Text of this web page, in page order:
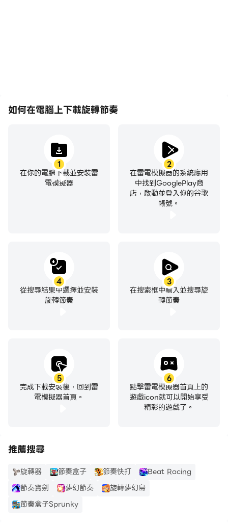
如何在電腦上下載旋轉節奏
1
在你的電腦下載並安裝雷
電模擬器
2
在雷電模擬器的系統應用
中找到GooglePlay商
店，啟動並登入你的谷歌
帳號。
3
在搜索框中輸入並搜尋旋
轉節奏
4
從搜尋結果中選擇並安裝
旋轉節奏
5
完成下載安裝後，回到雷
電模擬器首頁。
6
點擊雷電模擬器首頁上的
遊戲icon就可以開始享受
精彩的遊戲了。
推薦搜尋
旋轉器 節奏盒子 節奏快打
Beat Racing
節奏寶劍
夢幻節奏
旋轉夢幻島
節奏盒子Sprunky